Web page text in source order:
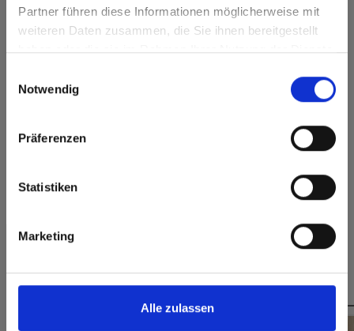
Partner führen diese Informationen möglicherweise mit
weiteren Daten zusammen, die Sie ihnen bereitgestellt
haben oder die sie im Rahmen Ihrer Nutzung der Dienste
Notwendig
Präferenzen
Statistiken
Marketing
Alle zulassen
sr.modal is not closeable
Are you based in the Verenigde
Staten?
rest of the world!
Oplosmiddelbestendig Hygiënisch
Oppervlaktekenmerken
Hitte- en
Duurzaam gesloten
eenvoudig te
Neem contact met ons op!